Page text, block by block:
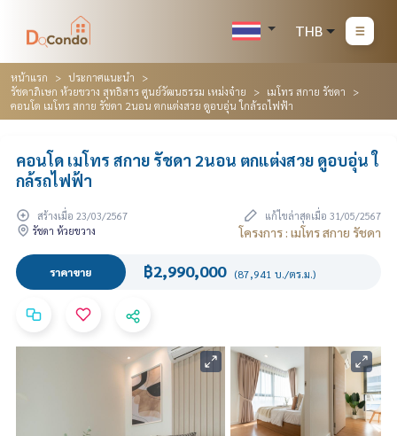
THB
หน้าแรก
ประกาศแนะนำ
รัชดาภิเษก ห้วยขวาง สุทธิสาร ศูนย์วัฒนธรรม เหม่งจ๋าย
เมโทร สกาย รัชดา
คอนโด เมโทร สกาย รัชดา 2นอน ตกแต่งสวย ดูอบอุ่น ใกล้รถไฟฟ้า
คอนโด เมโทร สกาย รัชดา 2นอน ตกแต่งสวย ดูอบอุ่น ใ
กล้รถไฟฟ้า
สร้างเมื่อ 23/03/2567
แก้ไขล่าสุดเมื่อ 31/05/2567
รัชดา ห้วยขวาง
โครงการ : เมโทร สกาย รัชดา
ราคาขาย ฿2,990,000 (87,941 บ./ตร.ม.)